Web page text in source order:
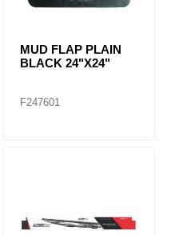
MUD FLAP PLAIN
BLACK 24"X24"
F247601